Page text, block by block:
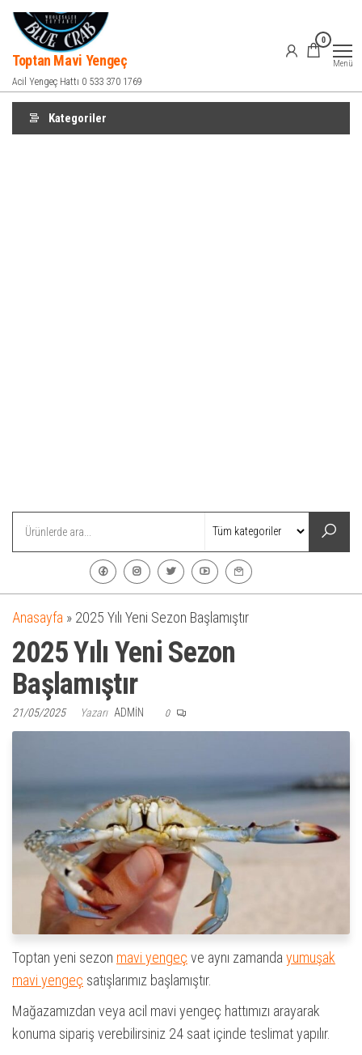
İçeriğe
atla
Toptan Mavi Yengeç
Acil Yengeç Hattı 0 533 370 1769
0
Menü
Kategoriler
Anasayfa » 2025 Yılı Yeni Sezon Başlamıştır
2025 Yılı Yeni Sezon
Başlamıştır
21/05/2025 Yazarı ADMIN 0
Toptan yeni sezon mavi yengeç ve aynı zamandayumuşak
mavi yengeç satışlarımız başlamıştır.
Mağazamızdan veya acil mavi yengeç hattımızı arayarak
konuma sipariş verebilirsiniz 24 saat içinde teslimat yapılır.